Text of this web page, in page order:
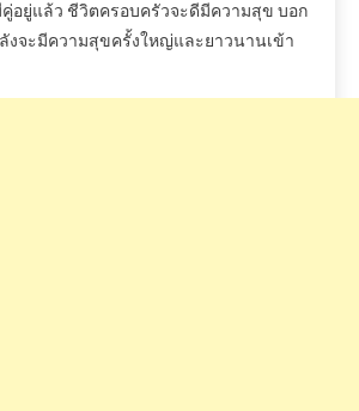
อยู่แล้ว ชีวิตครอบครัวจะดีมีความสุข บอก
งจะมีความสุขครั้งใหญ่และยาวนานเข้า